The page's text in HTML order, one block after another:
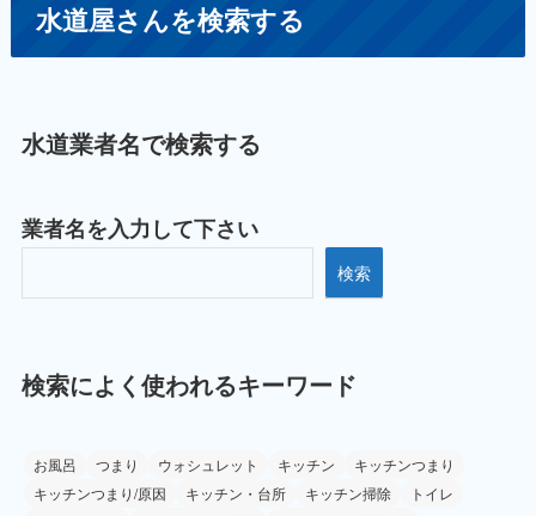
水道屋さんを検索する
水道業者名で検索する
業者名を入力して下さい
検索
検索によく使われるキーワード
お風呂 つまり ウォシュレット キッチン
キッチンつまり
キッチンつまり/原因
キッチン・台所 キッチン掃除
トイレ